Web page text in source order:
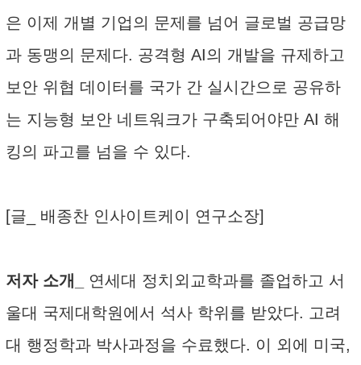
은 이제 개별 기업의 문제를 넘어 글로벌 공급망
과 동맹의 문제다. 공격형 AI의 개발을 규제하고
보안 위협 데이터를 국가 간 실시간으로 공유하
는 지능형 보안 네트워크가 구축되어야만 AI 해
킹의 파고를 넘을 수 있다.
[글_ 배종찬 인사이트케이 연구소장]
저자 소개_
연세대 정치외교학과를 졸업하고 서
울대 국제대학원에서 석사 학위를 받았다. 고려
대 행정학과 박사과정을 수료했다. 이 외에 미국,